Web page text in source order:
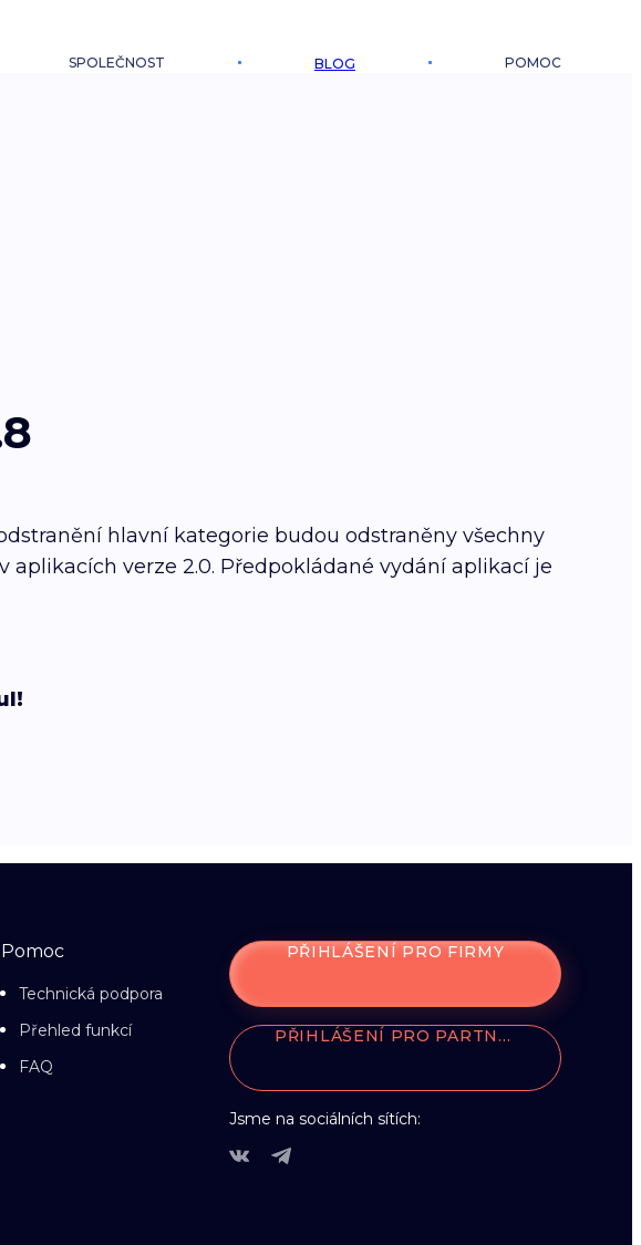
SPOLEČNOST BLOG POMOC
hlavní kategorie budou odstraněny všechny
verze 2.0. Předpokládané vydání aplikací je
Pomoc
Technická podpora
Přehled funkcí
FAQ
PŘIHLÁŠENÍ PRO FIRMY
PŘIHLÁŠENÍ PRO PARTNERY
Jsme na sociálních sítích: